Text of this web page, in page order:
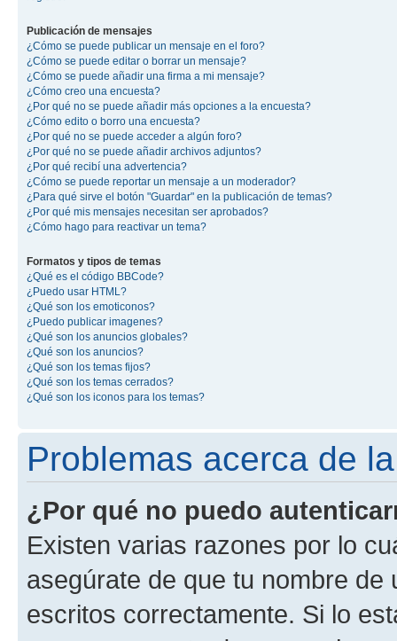
Publicación de mensajes
¿Cómo se puede publicar un mensaje en el foro?
¿Cómo se puede editar o borrar un mensaje?
¿Cómo se puede añadir una firma a mi mensaje?
¿Cómo creo una encuesta?
¿Por qué no se puede añadir más opciones a la encuesta?
¿Cómo edito o borro una encuesta?
¿Por qué no se puede acceder a algún foro?
¿Por qué no se puede añadir archivos adjuntos?
¿Por qué recibí una advertencia?
¿Cómo se puede reportar un mensaje a un moderador?
¿Para qué sirve el botón "Guardar" en la publicación de temas?
¿Por qué mis mensajes necesitan ser aprobados?
¿Cómo hago para reactivar un tema?
Formatos y tipos de temas
¿Qué es el código BBCode?
¿Puedo usar HTML?
¿Qué son los emoticonos?
¿Puedo publicar imagenes?
¿Qué son los anuncios globales?
¿Qué son los anuncios?
¿Qué son los temas fijos?
¿Qué son los temas cerrados?
¿Qué son los iconos para los temas?
Problemas acerca de
¿Por qué no puedo
Existen varias razones por lo
asegúrate de que tu nombre
escritos correctamente. Si lo